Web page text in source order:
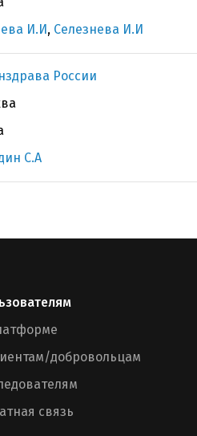
И.И, Селезнева И.И
России
С.А
добровольцам
связь